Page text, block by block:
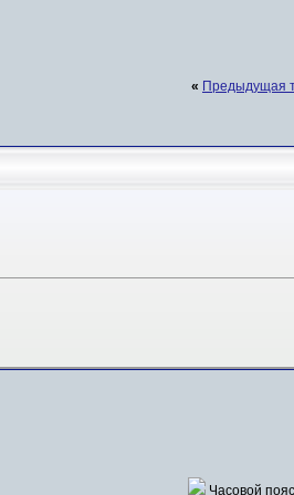
« Предыдущая
Часовой